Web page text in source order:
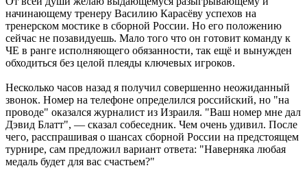
начинающему тренеру Василию Карасёву успехов на
тренерском мостике в сборной России. Но его положению
сейчас не позавидуешь. Мало того что он готовит команду к
ЧЕ в ранге исполняющего обязанности, так ещё и вынужден
обходиться без целой плеяды ключевых игроков.
Несколько часов назад я получил совершенно неожиданный
звонок. Номер на телефоне определился российский, но "на
проводе" оказался журналист из Израиля. "Ваш номер мне дал
Дэвид Блатт", — сказал собеседник. Чем очень удивил. После
чего, расспрашивая о шансах сборной России на предстоящем
турнире, сам предложил вариант ответа: "Наверняка любая
медаль будет для вас счастьем?"